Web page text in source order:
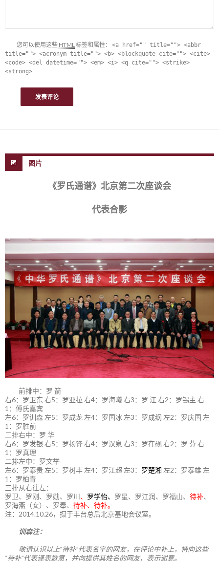
您可以使用这些 HTML标签和属性： <a href="" title=""> <abbr
title=""> <acronym title=""> <b> <blockquote cite=""> <cite>
<code> <del datetime=""> <em> <i> <q cite=""> <strike>
<strong>
图片
《罗氏通谱》北京第二次座谈会
代表合影
前排中：罗 箭
右6：罗卫东 右5：罗亚拉 右4：罗海曦 右3：罗 江 右2：罗锡主 右
1：傅氏嘉宾
左6：罗训森 左5：罗成龙 左4：罗国冰 左3：罗成纲 左2：罗庆国 左
1：罗胜前
二排右中：罗 华
右6：罗发银 右5：罗扬锋 右4：罗汉泉 右3：罗在砚 右2：罗 芬 右
1：罗真理
二排左中：罗文举
左6：罗泰贵 左5：罗树丰 左4：罗江超 左3： 罗楚湘 左2：罗泰雄 左
1：罗柏青
三排从右往左：
罗卫、罗刚、罗勋、罗川 、 罗学怡、 罗星、罗江润、罗福山、 待补、
罗海燕（女）、罗奉、 待补、待补。
注：2014.10.26，摄于丰台总后北京基地会议室。
训森注：
敬请认识以上“待补”代表名字的网友，在评论中补上，特向这些
“待补”代表谨表歉意，并向提供其姓名的网友，表示谢意。